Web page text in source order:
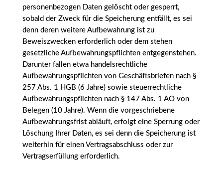
personenbezogen Daten gelöscht oder gesperrt,
sobald der Zweck für die Speicherung entfällt, es sei
denn deren weitere Aufbewahrung ist zu
Beweiszwecken erforderlich oder dem stehen
gesetzliche Aufbewahrungspflichten entgegenstehen.
Darunter fallen etwa handelsrechtliche
Aufbewahrungspflichten von Geschäftsbriefen nach §
257 Abs. 1 HGB (6 Jahre) sowie steuerrechtliche
Aufbewahrungspflichten nach § 147 Abs. 1 AO von
Belegen (10 Jahre). Wenn die vorgeschriebene
Aufbewahrungsfrist abläuft, erfolgt eine Sperrung oder
Löschung Ihrer Daten, es sei denn die Speicherung ist
weiterhin für einen Vertragsabschluss oder zur
Vertragserfüllung erforderlich.